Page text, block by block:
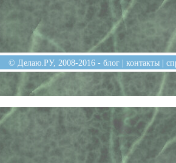
© Делаю.РУ, 2008-2016 - блог | контакты |